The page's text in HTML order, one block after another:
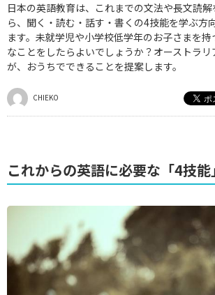
日本の英語教育は、これまでの文法や長文読
ら、聞く・読む・話す・書くの4技能を学ぶ方
ます。未就学児や小学校低学年のお子さまを
なことをしたらよいでしょうか？オーストラ
が、おうちでできることを提案します。
CHIEKO
これからの英語に必要な「4技